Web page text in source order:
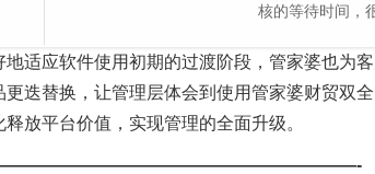
核的等待时间，
地适应软件使用初期的过渡阶段，管家婆也为
更迭替换，让管理层体会到使用管家婆财贸双
放平台价值，实现管理的全面升级。